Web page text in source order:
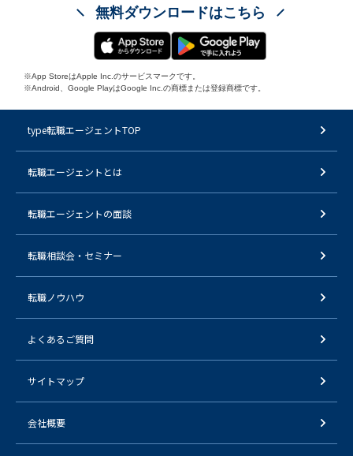
無料ダウンロードはこちら
※App StoreはApple Inc.のサービスマークです。
※Android、Google PlayはGoogle Inc.の商標または登録商標です。
type転職エージェントTOP
転職エージェントとは
転職エージェントの面談
転職相談会・セミナー
転職ノウハウ
よくあるご質問
サイトマップ
会社概要